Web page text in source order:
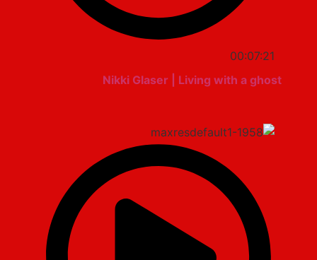
00:07:21
Nikki Glaser | Living with a ghost